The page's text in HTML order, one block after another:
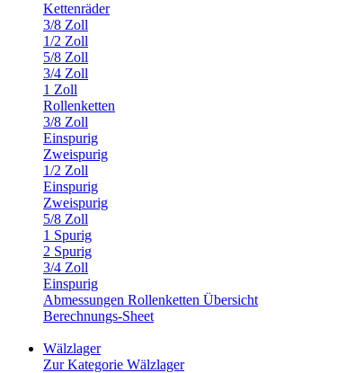
Kettenräder
3/8 Zoll
1/2 Zoll
5/8 Zoll
3/4 Zoll
1 Zoll
Rollenketten
3/8 Zoll
Einspurig
Zweispurig
1/2 Zoll
Einspurig
Zweispurig
5/8 Zoll
1 Spurig
2 Spurig
3/4 Zoll
Einspurig
Abmessungen Rollenketten Übersicht
Berechnungs-Sheet
Wälzlager
Zur Kategorie Wälzlager